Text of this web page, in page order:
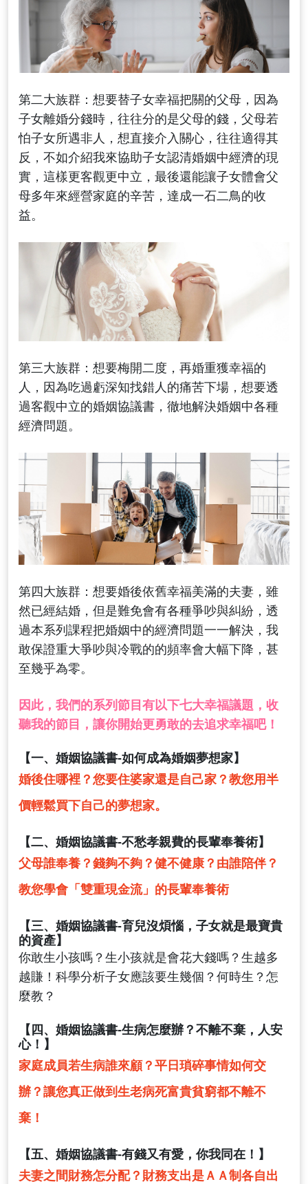
第二大族群：想要替子女幸福把關的父母，因為
子女離婚分錢時，往往分的是父母的錢，父母若
怕子女所遇非人，想直接介入關心，往往適得其
反，不如介紹我來協助子女認清婚姻中經濟的現
實，這樣更客觀更中立，最後還能讓子女體會父
母多年來經營家庭的辛苦，達成一石二鳥的收
益。
第三大族群：想要梅開二度，再婚重獲幸福的
人，因為吃過虧深知找錯人的痛苦下場，想要透
過客觀中立的婚姻協議書，徹地解決婚姻中各種
經濟問題。
第四大族群：想要婚後依舊幸福美滿的夫妻，雖
然已經結婚，但是難免會有各種爭吵與糾紛，透
過本系列課程把婚姻中的經濟問題一一解決，我
敢保證重大爭吵與冷戰的的頻率會大幅下降，甚
至幾乎為零。
因此，我們的系列節目有以下七大幸福議題，收
聽我的節目，讓你開始更勇敢的去追求幸福吧！
【一、婚姻協議書-如何成為婚姻夢想家】
婚後住哪裡？您要住婆家還是自己家？教您用半
價輕鬆買下自己的夢想家。
【二、婚姻協議書-不愁孝親費的長輩奉養術】
父母誰奉養？錢夠不夠？健不健康？由誰陪伴？
教您學會「雙重現金流」的長輩奉養術
【三、婚姻協議書-育兒沒煩惱，子女就是最寶貴
的資產】
你敢生小孩嗎？生小孩就是會花大錢嗎？生越多
越賺！科學分析子女應該要生幾個？何時生？怎
麼教？
【四、婚姻協議書-生病怎麼辦？不離不棄，人安
心！】
家庭成員若生病誰來顧？平日瑣碎事情如何交
辦？讓您真正做到生老病死富貴貧窮都不離不
棄！
【五、婚姻協議書-有錢又有愛，你我同在！】
夫妻之間財務怎分配？財務支出是ＡＡ制各自出